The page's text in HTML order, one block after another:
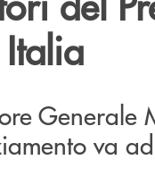
Generale
va